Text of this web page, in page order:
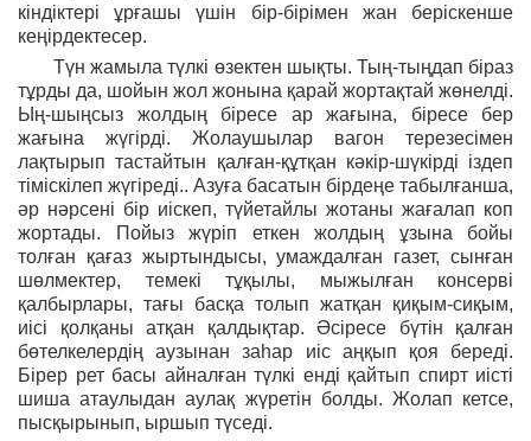
кіндіктері ұрғашы үшін бір-бірімен жан беріскенше
кеңірдектесер.
Түн жамыла түлкі өзектен шықты. Тың-тыңдап біраз
тұрды да, шойын жол жонына қарай жортақтай жөнелді.
Ың-шыңсыз жолдың біресе ар жағына, біресе бер
жағына жүгірді. Жолаушылар вагон терезесімен
лақтырып тастайтын қалған-құтқан кәкір-шүкірді іздеп
тіміскілеп жүгіреді.. Азуға басатын бірдеңе табылғанша,
әр нәрсені бір иіскеп, түйетайлы жотаны жағалап коп
жортады. Пойыз жүріп еткен жолдың ұзына бойы
толған қағаз жыртындысы, умаждалған газет, сынған
шөлмектер, темекі тұқылы, мыжылған консерві
қалбырлары, тағы басқа толып жатқан қиқым-сиқым,
иісі қолқаны атқан қалдықтар. Әсіресе бүтін қалған
бөтелкелердің аузынан заһар иіс аңқып қоя береді.
Бірер рет басы айналған түлкі енді қайтып спирт иісті
шиша атаулыдан аулақ жүретін болды. Жолап кетсе,
пысқырынып, ыршып түседі.